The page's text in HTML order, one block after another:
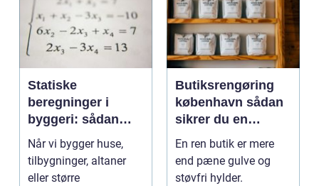
Statiske
beregninger i
byggeri: sådan
skaber de
sikkerhed og
tryghed
Når vi bygger huse,
tilbygninger, altaner
eller større
Butiksrengøring
københavn sådan
sikrer du en
indbydende butik
hver dag
En ren butik er mere
end pæne gulve og
støvfri hylder.